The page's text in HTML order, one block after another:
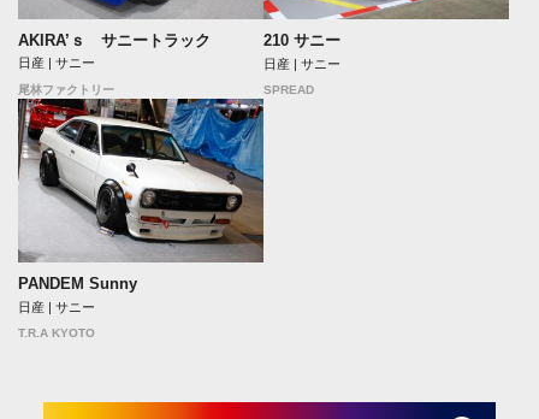
AKIRA’ｓ サニートラック
日産 | サニー
尾林ファクトリー
210 サニー
日産 | サニー
SPREAD
PANDEM Sunny
日産 | サニー
T.R.A KYOTO